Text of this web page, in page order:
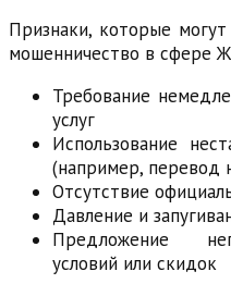
Признаки, которые
мошенничество в сфере
Требование
услуг
Использование
(например, перевод
Отсутствие
Давление и
Предложение
условий или скидок